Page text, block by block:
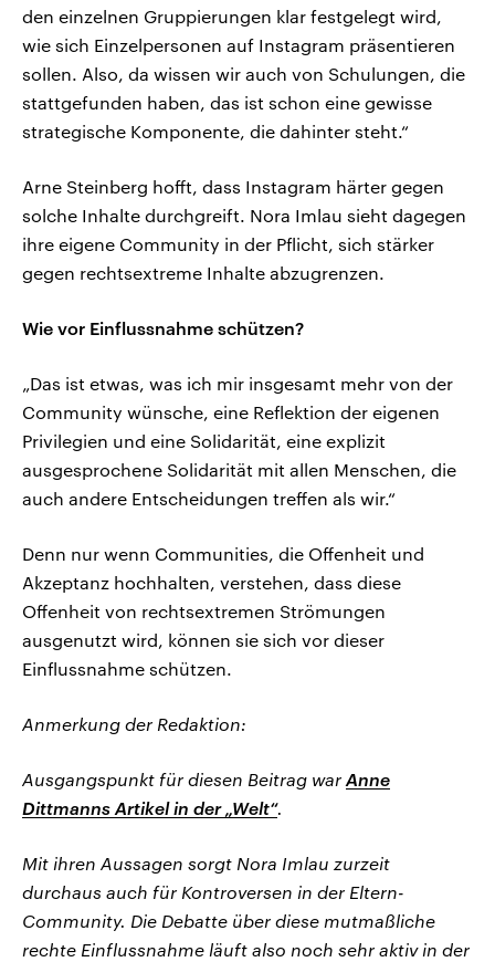
den einzelnen Gruppierungen klar festgelegt wird,
wie sich Einzelpersonen auf Instagram präsentieren
sollen. Also, da wissen wir auch von Schulungen, die
stattgefunden haben, das ist schon eine gewisse
strategische Komponente, die dahinter steht.“
Arne Steinberg hofft, dass Instagram härter gegen
solche Inhalte durchgreift. Nora Imlau sieht dagegen
ihre eigene Community in der Pflicht, sich stärker
gegen rechtsextreme Inhalte abzugrenzen.
Wie vor Einflussnahme schützen?
„Das ist etwas, was ich mir insgesamt mehr von der
Community wünsche, eine Reflektion der eigenen
Privilegien und eine Solidarität, eine explizit
ausgesprochene Solidarität mit allen Menschen, die
auch andere Entscheidungen treffen als wir.“
Denn nur wenn Communities, die Offenheit und
Akzeptanz hochhalten, verstehen, dass diese
Offenheit von rechtsextremen Strömungen
ausgenutzt wird, können sie sich vor dieser
Einflussnahme schützen.
Anmerkung der Redaktion:
Ausgangspunkt für diesen Beitrag war Anne
Dittmanns Artikel in der „Welt“.
Mit ihren Aussagen sorgt Nora Imlau zurzeit
durchaus auch für Kontroversen in der Eltern-
Community. Die Debatte über diese mutmaßliche
rechte Einflussnahme läuft also noch sehr aktiv in der